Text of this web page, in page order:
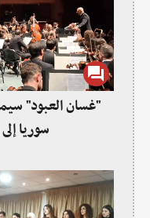
"غسان العبود"
سوريا